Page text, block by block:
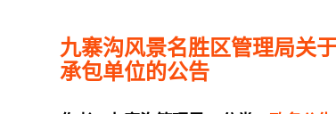
九寨沟风景名胜区管理局关
承包单位的公告